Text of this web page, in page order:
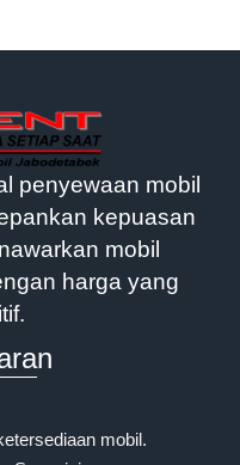
penyewaan mobil
kepuasan
mobil
harga yang
mobil.